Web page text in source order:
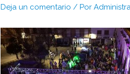
Deja un comentario / Por